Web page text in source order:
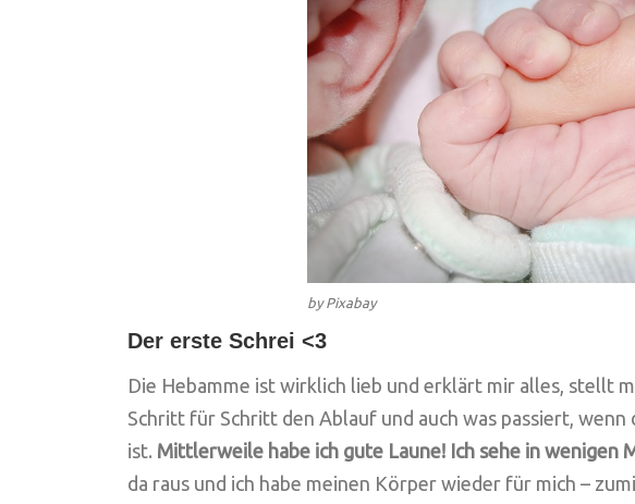
by Pixabay
Der erste Schrei <3
Die Hebamme ist wirklich lieb und erklärt mir alles, stellt
Schritt für Schritt den Ablauf und auch was passiert, wenn
ist. Mittlerweile habe ich gute Laune! Ich sehe in wenigen
da raus und ich habe meinen Körper wieder für mich –